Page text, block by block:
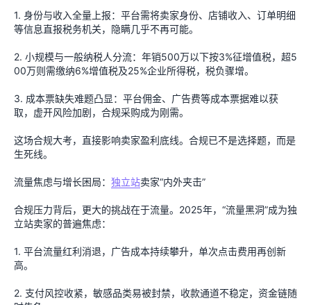
1. 身份与收入全量上报：平台需将卖家身份、店铺收入、订单明细
等信息直报税务机关，隐瞒几乎不再可能。
2. 小规模与一般纳税人分流：年销500万以下按3%征增值税，超5
00万则需缴纳6%增值税及25%企业所得税，税负骤增。
3. 成本票缺失难题凸显：平台佣金、广告费等成本票据难以获
取，虚开风险加剧，合规采购成为刚需。
这场合规大考，直接影响卖家盈利底线。合规已不是选择题，而是
生死线。
流量焦虑与增长困局： 独立站卖家“内外夹击”
合规压力背后，更大的挑战在于流量。2025年，“流量黑洞”成为独
立站卖家的普遍焦虑：
1. 平台流量红利消退，广告成本持续攀升，单次点击费用再创新
高。
2. 支付风控收紧，敏感品类易被封禁，收款通道不稳定，资金链随